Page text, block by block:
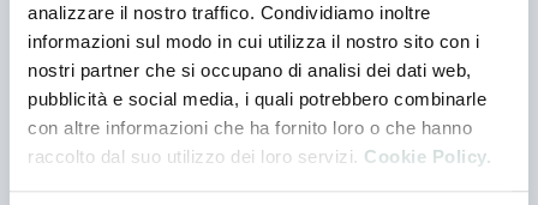
analizzare il nostro traffico. Condividiamo inoltre
informazioni sul modo in cui utilizza il nostro sito con i
nostri partner che si occupano di analisi dei dati web,
pubblicità e social media, i quali potrebbero combinarle
con altre informazioni che ha fornito loro o che hanno
raccolto dal suo utilizzo dei loro servizi. Cookie Policy.
ACTITALIA FRIENDS
Padiglione 02 - Stand I 055 - Tutte le posizioni
nella scheda espositore
Azienda Rappresentata